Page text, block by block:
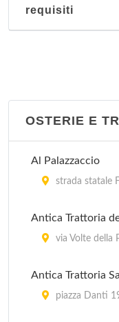
requisiti
OSTERIE E
Al Palazzaccio
strada statale
Antica Trattoria
via Volte della
Antica Trattoria
piazza Danti